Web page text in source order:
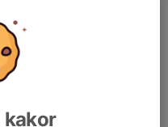
kakor